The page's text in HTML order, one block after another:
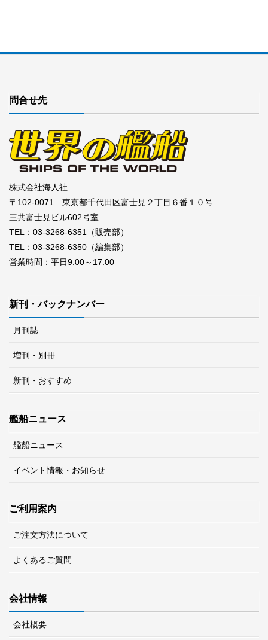
問合せ先
株式会社海人社
〒102-0071 東京都千代田区富士見２丁目６番１０号
三共富士見ビル602号室
TEL：03-3268-6351（販売部）
TEL：03-3268-6350（編集部）
営業時間：平日9:00～17:00
新刊・バックナンバー
月刊誌
増刊・別冊
新刊・おすすめ
艦船ニュース
艦船ニュース
イベント情報・お知らせ
ご利用案内
ご注文方法について
よくあるご質問
会社情報
会社概要